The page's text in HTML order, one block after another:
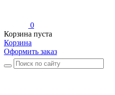
0
Корзина пуста
Корзина
Оформить заказ